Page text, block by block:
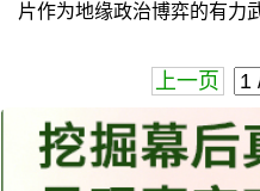
片作为地缘政治博弈的有力
上一页